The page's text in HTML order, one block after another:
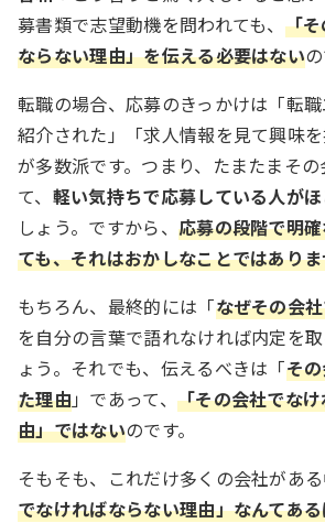
募書類で志望動機を問われても、 「
ならない理由」を伝える必要はない
転職の場合、応募のきっかけは「転
紹介された」「求人情報を見て興味
が多数派です。つまり、たまたまそ
て、 軽い気持ちで応募している人が
しょう。ですから、 応募の段階で明
ても、それはおかしなことではあり
もちろん、最終的には「なぜその会
を自分の言葉で語れなければ内定を
ょう。それでも、伝えるべきは「そ
た理由」であって、 「その会社でな
由」ではないのです。
そもそも、これだけ多くの会社があ
でなければならない理由」なんてあ